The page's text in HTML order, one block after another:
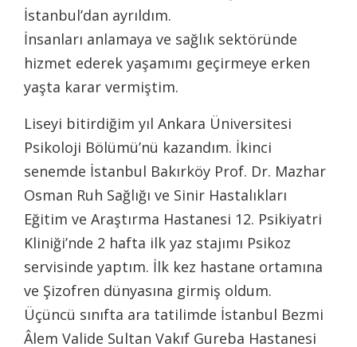
İstanbul’dan ayrıldım.
İnsanları anlamaya ve sağlık sektöründe
hizmet ederek yaşamımı geçirmeye erken
yaşta karar vermiştim.
Liseyi bitirdiğim yıl Ankara Üniversitesi
Psikoloji Bölümü’nü kazandım. İkinci
senemde İstanbul Bakırköy Prof. Dr. Mazhar
Osman Ruh Sağlığı ve Sinir Hastalıkları
Eğitim ve Araştırma Hastanesi 12. Psikiyatri
Kliniği’nde 2 hafta ilk yaz stajımı Psikoz
servisinde yaptım. İlk kez hastane ortamına
ve Şizofren dünyasına girmiş oldum.
Üçüncü sınıfta ara tatilimde İstanbul Bezmi
Âlem Valide Sultan Vakıf Gureba Hastanesi